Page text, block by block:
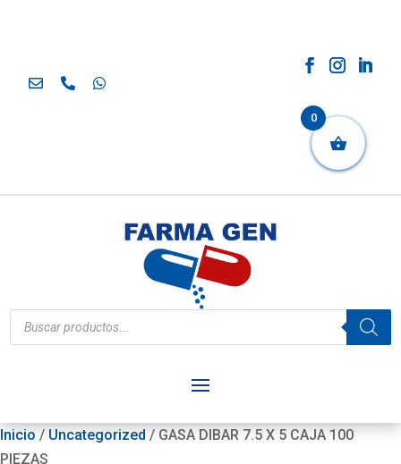
Búsqueda
de
productos
Inicio / Uncategorized / GASA DIBAR 7.5 X 5 CAJA 100
PIEZAS
0